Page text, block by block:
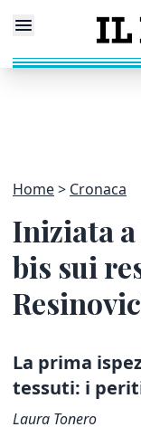
Home Cronaca
Iniziata
bis sui
La prima
tessuti: i
Laura Tonero